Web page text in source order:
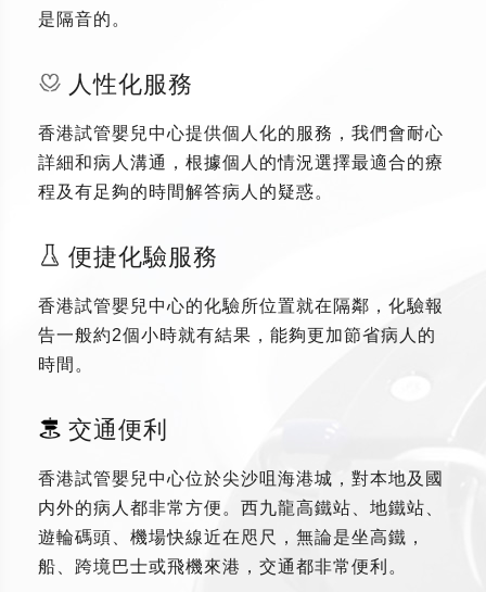
是隔音的。
人性化服務
香港試管嬰兒中心提供個人化的服務，我們會耐心
詳細和病人溝通，根據個人的情況選擇最適合的療
程及有足夠的時間解答病人的疑惑。
便捷化驗服務
香港試管嬰兒中心的化驗所位置就在隔鄰，化驗報
告一般約2個小時就有結果，能夠更加節省病人的
時間。
交通便利
香港試管嬰兒中心位於尖沙咀海港城，對本地及國
内外的病人都非常方便。西九龍高鐵站、地鐵站、
遊輪碼頭、機場快線近在咫尺，無論是坐高鐵，
船、跨境巴士或飛機來港，交通都非常便利。